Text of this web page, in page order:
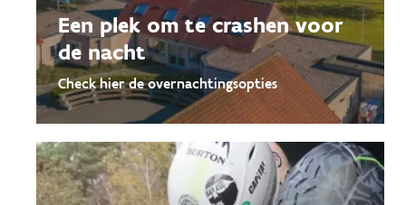
Een plek om te crashen voor
de nacht
Check hier de overnachtingsopties